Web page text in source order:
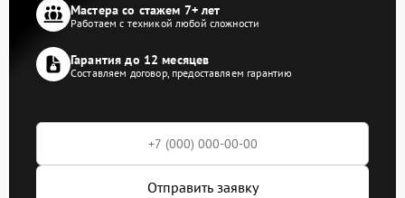
Мастера со стажем 7+ лет
Работаем с техникой любой сложности
Гарантия до 12 месяцев
Составляем договор, предоставляем гарантию
Отправить заявку